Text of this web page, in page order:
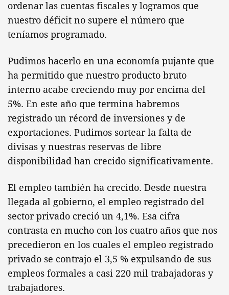
ordenar las cuentas fiscales y logramos que
nuestro déficit no supere el número que
teníamos programado.
Pudimos hacerlo en una economía pujante que
ha permitido que nuestro producto bruto
interno acabe creciendo muy por encima del
5%. En este año que termina habremos
registrado un récord de inversiones y de
exportaciones. Pudimos sortear la falta de
divisas y nuestras reservas de libre
disponibilidad han crecido significativamente.
El empleo también ha crecido. Desde nuestra
llegada al gobierno, el empleo registrado del
sector privado creció un 4,1%. Esa cifra
contrasta en mucho con los cuatro años que nos
precedieron en los cuales el empleo registrado
privado se contrajo el 3,5 % expulsando de sus
empleos formales a casi 220 mil trabajadoras y
trabajadores.